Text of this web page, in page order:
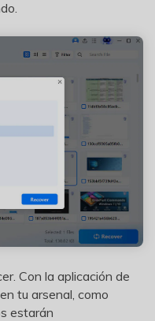
Con la aplicación de
tu arsenal, como
estarán